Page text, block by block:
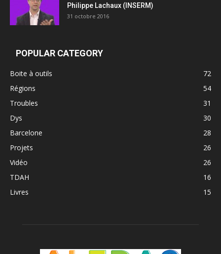
Philippe Lachaux (INSERM)
31 octobre 2016
POPULAR CATEGORY
Boite à outils
72
Régions
54
Troubles
31
Dys
30
Barcelone
28
Projets
26
Vidéo
26
TDAH
16
Livres
15